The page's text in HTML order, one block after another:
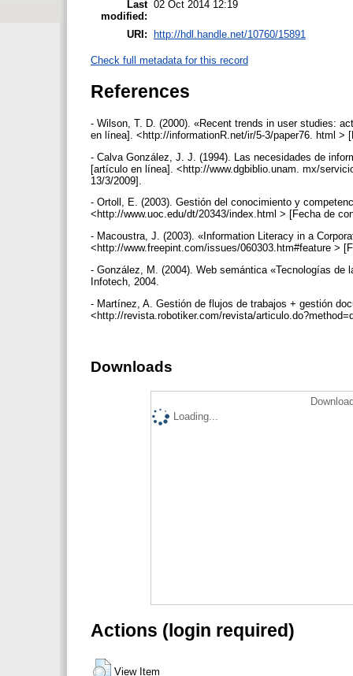
Last
modified:
02 Oct 2014 12:19
URI: http://hdl.handle.net/10760/15891
Check full metadata for this record
References
- Wilson, T. D. (2000). «Recent trends in user studies:
en línea]. <http://informationR.net/ir/5-3/paper76. html >
- Calva González, J. J. (1994). Las necesidades de
[artículo en línea]. <http://www.dgbiblio.unam. mx/
13/3/2009].
- Ortoll, E. (2003). Gestión del conocimiento y
<http://www.uoc.edu/dt/20343/index.html > [Fecha de
- Macoustra, J. (2003). «Information Literacy in a
<http://www.freepint.com/issues/060303.htm#feature >
- González, M. (2004). Web semántica «Tecnologías de
Infotech, 2004.
- Martínez, A. Gestión de flujos de trabajos + gestión
<http://revista.robotiker.com/revista/
Downloads
Loading...
Actions (login required)
View Item